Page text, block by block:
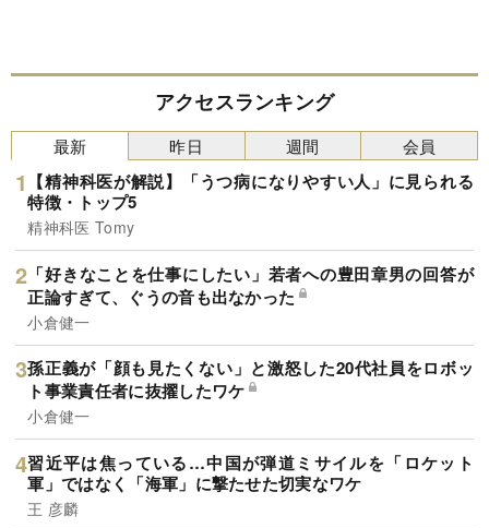
アクセスランキング
最新
【精神科医が解説】「うつ病になりやすい人」に見られる
特徴・トップ5
精神科医 Tomy
「好きなことを仕事にしたい」若者への豊田章男の回答が
正論すぎて、ぐうの音も出なかった
小倉健一
孫正義が「顔も見たくない」と激怒した20代社員をロボッ
ト事業責任者に抜擢したワケ
小倉健一
習近平は焦っている…中国が弾道ミサイルを「ロケット
軍」ではなく「海軍」に撃たせた切実なワケ
王 彦麟
昨日 週間 会員